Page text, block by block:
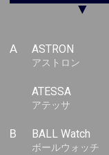
▼
A ASTRON
アストロン
ATESSA
アテッサ
B BALL Watch
ボールウォッチ